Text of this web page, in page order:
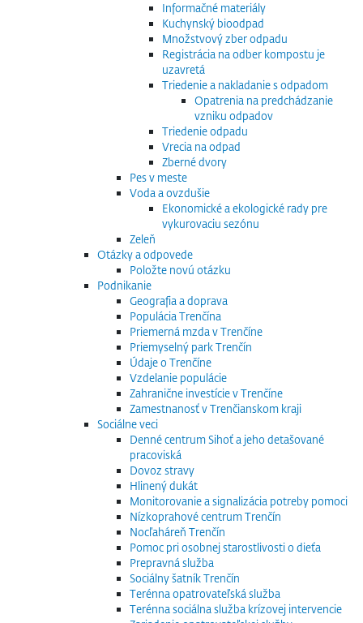
Informačné materiály
Kuchynský bioodpad
Množstvový zber odpadu
Registrácia na odber kompostu je
uzavretá
Triedenie a nakladanie s odpadom
Opatrenia na predchádzanie
vzniku odpadov
Triedenie odpadu
Vrecia na odpad
Zberné dvory
Pes v meste
Voda a ovzdušie
Ekonomické a ekologické rady pre
vykurovaciu sezónu
Zeleň
Otázky a odpovede
Položte novú otázku
Podnikanie
Geografia a doprava
Populácia Trenčína
Priemerná mzda v Trenčíne
Priemyselný park Trenčín
Údaje o Trenčíne
Vzdelanie populácie
Zahranične investície v Trenčíne
Zamestnanosť v Trenčianskom kraji
Sociálne veci
Denné centrum Sihoť a jeho detašované
pracoviská
Dovoz stravy
Hlinený dukát
Monitorovanie a signalizácia potreby pomoci
Nízkoprahové centrum Trenčín
Nocľaháreň Trenčín
Pomoc pri osobnej starostlivosti o dieťa
Prepravná služba
Sociálny šatník Trenčín
Terénna opatrovateľská služba
Terénna sociálna služba krízovej intervencie